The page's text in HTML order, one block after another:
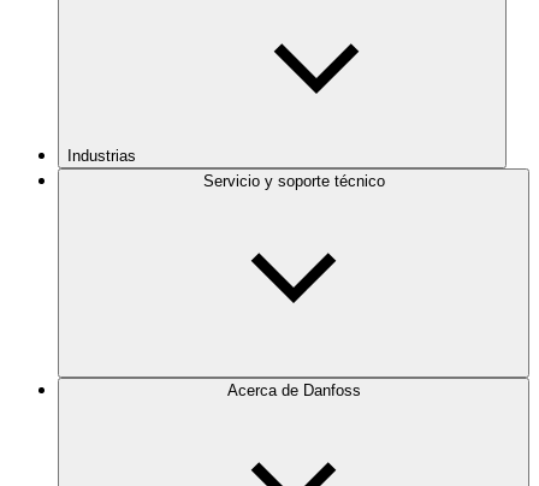
Industrias
Servicio y soporte técnico
Acerca de Danfoss